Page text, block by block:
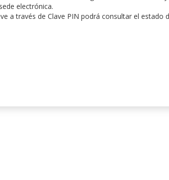
electrónica.
a través de Clave PIN podrá consultar el estado